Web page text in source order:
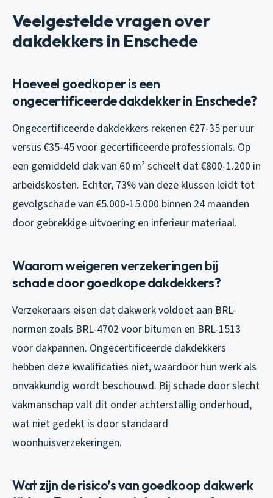
Veelgestelde vragen over
dakdekkers in Enschede
Hoeveel goedkoper is een
ongecertificeerde dakdekker in Enschede?
Ongecertificeerde dakdekkers rekenen €27-35 per uur
versus €35-45 voor gecertificeerde professionals. Op
een gemiddeld dak van 60 m² scheelt dat €800-1.200 in
arbeidskosten. Echter, 73% van deze klussen leidt tot
gevolgschade van €5.000-15.000 binnen 24 maanden
door gebrekkige uitvoering en inferieur materiaal.
Waarom weigeren verzekeringen bij
schade door goedkope dakdekkers?
Verzekeraars eisen dat dakwerk voldoet aan BRL-
normen zoals BRL-4702 voor bitumen en BRL-1513
voor dakpannen. Ongecertificeerde dakdekkers
hebben deze kwalificaties niet, waardoor hun werk als
onvakkundig wordt beschouwd. Bij schade door slecht
vakmanschap valt dit onder achterstallig onderhoud,
wat niet gedekt is door standaard
woonhuisverzekeringen.
Wat zijn de risico’s van goedkoop dakwerk